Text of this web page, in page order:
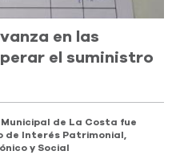
en las
el suministro
Municipal de La Costa fue
de Interés Patrimonial,
y Social